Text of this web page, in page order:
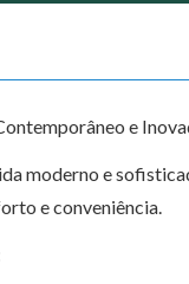
e
moderno e
e conveniência.